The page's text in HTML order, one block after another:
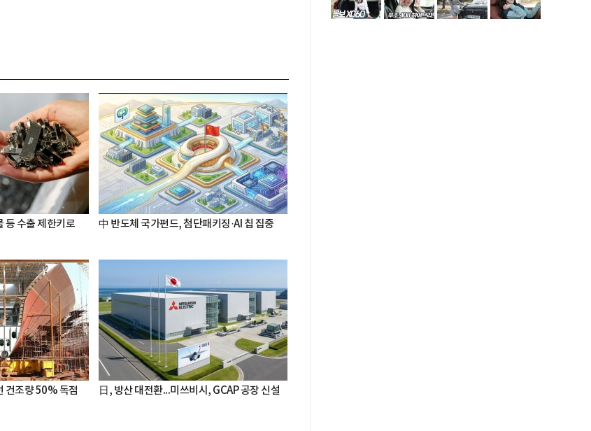
등 수출 제한키로 中 반도체 국가펀드, 첨단패키징·AI 칩 집중
건조량 50% 독점 日, 방산 대전환...미쓰비시, GCAP 공장 신설